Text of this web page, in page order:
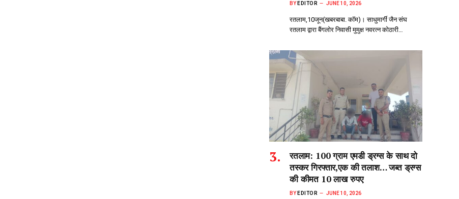
BY EDITOR JUNE 10, 2026
रतलाम,10जून(खबरबाबा. कॉम)। साधुमार्गी जैन संघ
रतलाम द्वारा बैंगलोर निवासी मुमुक्ष नवरत्न कोठारी…
रतलाम: 100 ग्राम एमडी ड्रग्स के साथ दो
तस्कर गिरफ्तार,एक की तलाश… जब्त ड्रग्स
की कीमत 10 लाख रुपए
BY EDITOR JUNE 10, 2026